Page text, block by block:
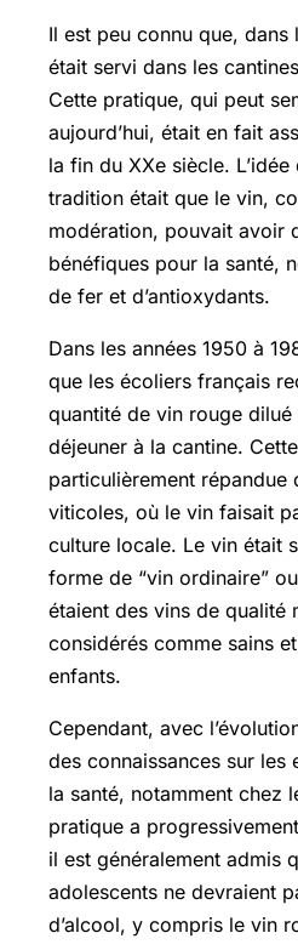
Il est peu connu que,
était servi dans les
Cette pratique, qui peut
aujourd’hui, était en fait
la fin du XXe siècle.
tradition était que le vin,
modération, pouvait avoir
bénéfiques pour la santé,
de fer et d’antioxydants.
Dans les années 1950 à
que les écoliers français
quantité de vin rouge dilué
déjeuner à la cantine.
particulièrement répandue
viticoles, où le vin faisait
culture locale. Le vin était
forme de “vin ordinaire”
étaient des vins de qualité
considérés comme sains
enfants.
Cependant, avec
des connaissances sur les
la santé, notamment chez
pratique a
il est généralement admis
adolescents ne devraient
d’alcool, y compris le vin